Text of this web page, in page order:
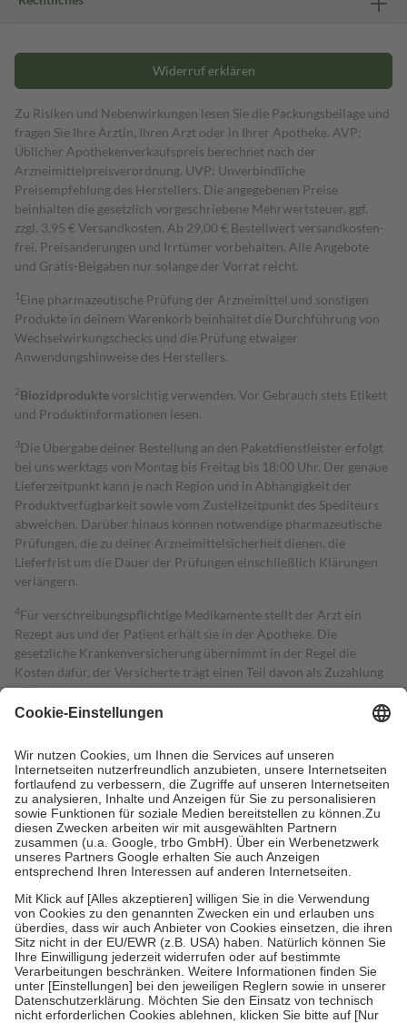
Widerruf erklären
Zu Risiken und Nebenwirkungen lesen Sie die Packungsbeilage und
fragen Sie Ihre Ärztin, Ihren Arzt oder in Ihrer Apotheke. AVP:
Üblicher Apothekenverkaufspreis berechnet nach der
Arzneimittelpreisverordnung. UVP: Unverbindliche
Preisempfehlung des Herstellers. Die angegebenen Preise
beinhalten die gesetzlich vorgeschriebene Mehrwertsteuer, ggf.
zzgl. 3,95 € Versandkosten. Ab 29,00 € Bestell­wert versand­kosten­
frei. Preisänderungen und Irrtümer vorbehalten. Alle Angebote
und Gratis-Beigaben nur solange der Vorrat reicht.
1 Eine pharmazeutische Prüfung der Arzneimittel und sonstigen
Produkte in deinem Warenkorb beinhaltet die Durchführung von
Wechselwirkungschecks und die Prüfung etwaiger
Anwendungshinweise des Herstellers.
2Biozidproduktevorsichtig verwenden. Vor Gebrauch stets Etikett
und Produktinformationen lesen.
3Die Übergabe deiner Bestellung an den Paketdienstleister erfolgt
bei uns werktags von Montag bis Freitag bis 18:00 Uhr. Der genaue
Lieferzeitpunkt kann je nach Region und in Abhängigkeit der
Produktverfügbarkeit sowie vom Zustellzeitpunkt des Spediteurs
abweichen. Darüber hinaus können notwendige pharmazeutische
Prüfungen, die zu deiner Arzneimittelsicherheit dienen, die
Lieferfrist um die Dauer der Prüfungen einschließlich Klärungen
verlängern.
4Für verschreibungspflichtige Medikamente stellt der Arzt ein
Rezept aus und der Patient erhält sie in der Apotheke. Die
gesetzliche Krankenversicherung übernimmt in der Regel die
Kosten dafür, der Versicherte trägt einen Teil davon als Zuzahlung
mit.
Grundsätzlich leisten Mitglieder Zuzahlungen in Höhe von zehn
höchstens zehn Euro.
Es sind jedoch nie mehr als die tatsächlichen
Kosten der Leistung zu entrichten.
Diese Regeln gelten grundsätzlich auch für Online-Apotheken.
Bei Heilmitteln und häuslicher Krankenpflege beträgt die
Zuzahlung zehn Prozent der Kosten sowie zehn Euro je
Verordnung.
Um das Engagement der Versicherten für ihre eigene Gesundheit zu
stärken und die besondere Stellung der Familie zu unterstützen,
fallenkeine Zuzahlungenan bei:
• Kindern und Jugendlichen bis zum vollendeten 18. Lebensjahr
mit Ausnahme der Fahrkosten
• Untersuchungen zur Vorsorge und Früherkennung, die von der
GKV getragen werden
• empfohlenen Schutzimpfungen
• Harn- und Blutteststreifen